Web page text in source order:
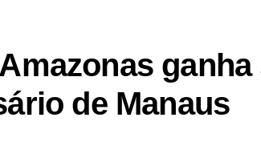
de Manaus